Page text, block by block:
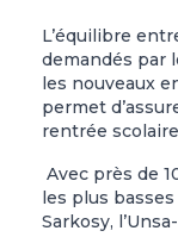
L’équilibre
demandés par
les nouveaux
permet
rentrée
Avec près de
les plus
Sarkosy,